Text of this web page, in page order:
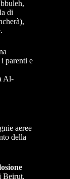
di
parenti e
Al-
aeree
della
Beirut.